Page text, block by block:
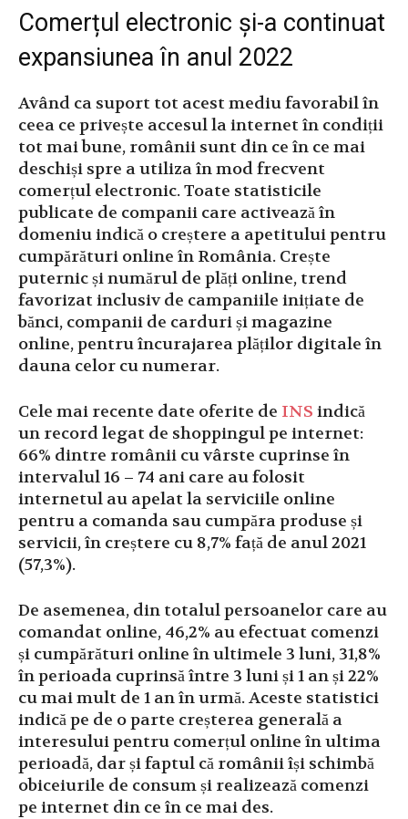
Comerțul electronic și-a continuat
expansiunea în anul 2022
Având ca suport tot acest mediu favorabil în
ceea ce privește accesul la internet în condiții
tot mai bune, românii sunt din ce în ce mai
deschiși spre a utiliza în mod frecvent
comerțul electronic. Toate statisticile
publicate de companii care activează în
domeniu indică o creștere a apetitului pentru
cumpărături online în România. Crește
puternic și numărul de plăți online, trend
favorizat inclusiv de campaniile inițiate de
bănci, companii de carduri și magazine
online, pentru încurajarea plăților digitale în
dauna celor cu numerar.
Cele mai recente date oferite de INS indică
un record legat de shoppingul pe internet:
66% dintre românii cu vârste cuprinse în
intervalul 16 – 74 ani care au folosit
internetul au apelat la serviciile online
pentru a comanda sau cumpăra produse și
servicii, în creștere cu 8,7% față de anul 2021
(57,3%).
De asemenea, din totalul persoanelor care au
comandat online, 46,2% au efectuat comenzi
și cumpărături online în ultimele 3 luni, 31,8%
în perioada cuprinsă între 3 luni și 1 an și 22%
cu mai mult de 1 an în urmă. Aceste statistici
indică pe de o parte creșterea generală a
interesului pentru comerțul online în ultima
perioadă, dar și faptul că românii își schimbă
obiceiurile de consum și realizează comenzi
pe internet din ce în ce mai des.